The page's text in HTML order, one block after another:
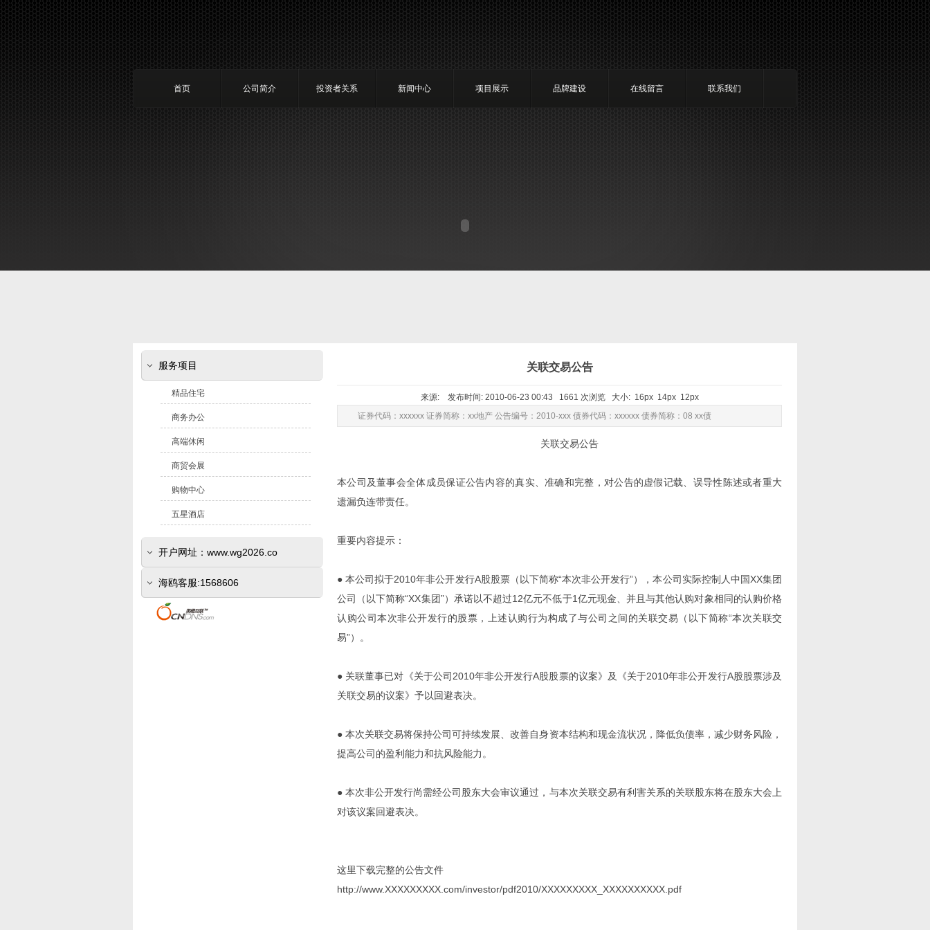
首页 公司简介 投资者关系 新闻中心 项目展示 品牌建设 在线留言 联系我们
关联交易公告
来源: 发布时间: 2010-06-23 00:43 1661 次浏览 大小: 16px 14px 12px
证券代码：xxxxxx 证券简称：xx地产 公告编号：2010-xxx 债券代码：xxxxxx 债券简称：08 xx债
关联交易公告
本公司及董事会全体成员保证公告内容的真实、准确和完整，对公告的虚假记载、误导性陈述或者重大
遗漏负连带责任。
重要内容提示：
● 本公司拟于2010年非公开发行A股股票（以下简称“本次非公开发行”），本公司实际控制人中国XX集团
公司（以下简称“XX集团”）承诺以不超过12亿元不低于1亿元现金、并且与其他认购对象相同的认购价格
认购公司本次非公开发行的股票，上述认购行为构成了与公司之间的关联交易（以下简称“本次关联交
易”）。
● 关联董事已对《关于公司2010年非公开发行A股股票的议案》及《关于2010年非公开发行A股股票涉及
关联交易的议案》予以回避表决。
● 本次关联交易将保持公司可持续发展、改善自身资本结构和现金流状况，降低负债率，减少财务风险，
提高公司的盈利能力和抗风险能力。
● 本次非公开发行尚需经公司股东大会审议通过，与本次关联交易有利害关系的关联股东将在股东大会上
对该议案回避表决。
这里下载完整的公告文件
http://www.XXXXXXXXX.com/investor/pdf2010/XXXXXXXXX_XXXXXXXXXX.pdf
服务项目
精品住宅
商务办公
高端休闲
商贸会展
购物中心
五星酒店
开户网址：www.wg2026.co
(www.sr800.com)
海鸥客服:1568606